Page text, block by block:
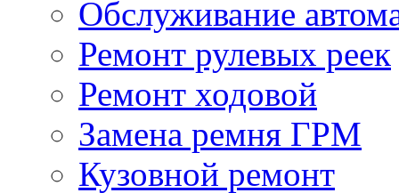
Обслуживание
Ремонт рулевых реек
Ремонт ходовой
Замена ремня ГРМ
Кузовной ремонт